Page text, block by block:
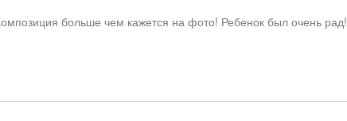
больше чем кажется на фото! Ребенок был очень рад!